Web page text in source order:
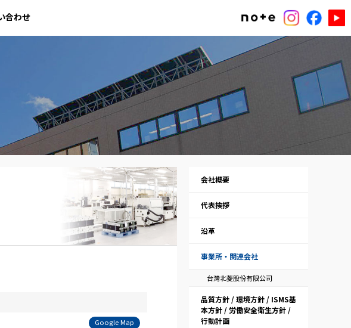
合わせ
Google Map
会社概要
代表挨拶
沿革
事業所・関連会社
台灣北菱股份有限公司
品質方針 / 環境方針 / ISMS基
本方針 / 労働安全衛生方針 /
行動計画